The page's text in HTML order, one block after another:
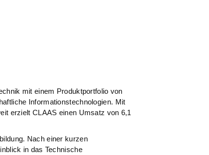
mit einem Produktportfolio von
Informationstechnologien. Mit
erzielt CLAAS einen Umsatz von 6,1
Nach einer kurzen
in das Technische